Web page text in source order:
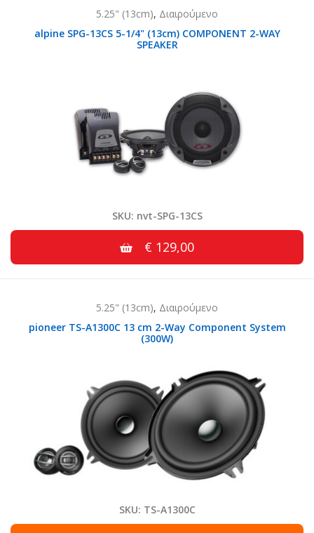
5.25" (13cm), Διαιρούμενο
alpine SPG-13CS 5-1/4" (13cm) COMPONENT 2-WAY
SPEAKER
SKU: nvt-SPG-13CS
€ 129,00
5.25" (13cm), Διαιρούμενο
pioneer TS-A1300C 13 cm 2-Way Component System
(300W)
SKU: TS-A1300C